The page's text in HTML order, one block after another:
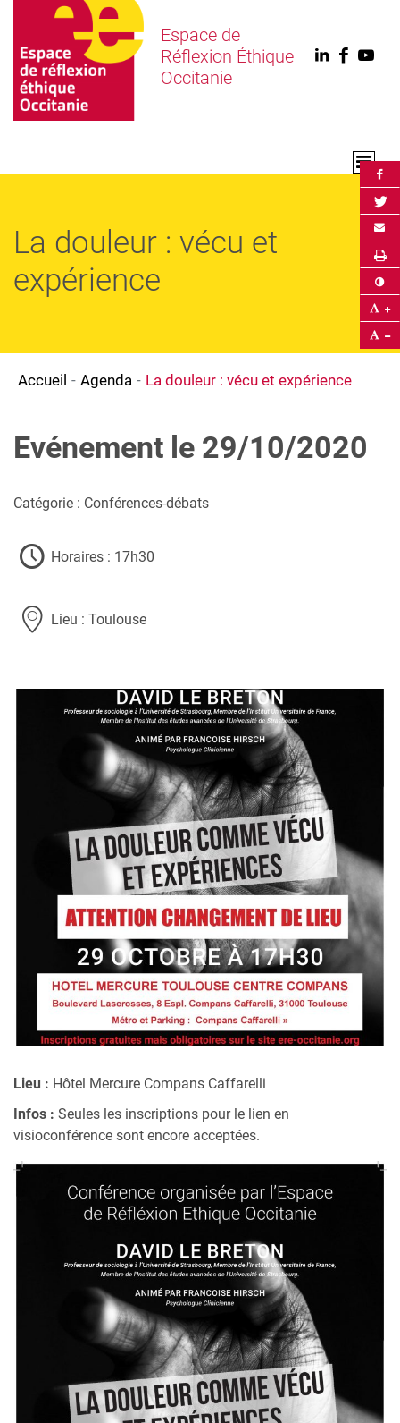
Espace de
Réflexion Éthique
Occitanie
Linkedin
La douleur : vécu et
expérience
Accueil Agenda La douleur : vécu et expérience
Evénement le 29/10/2020
Catégorie : Conférences-débats
Horaires : 17h30
Lieu : Toulouse
Lieu : Hôtel Mercure Compans Caffarelli
Infos : Seules les inscriptions pour le lien en
visioconférence sont encore acceptées.